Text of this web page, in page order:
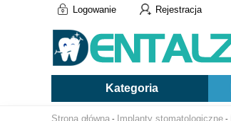
Logowanie Rejestracja
Kategoria
Strona główna - Implanty stomatologiczne -